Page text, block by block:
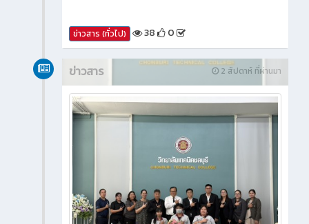
ข่าวสาร (ทั่วไป) 38 0
2 สัปดาห์ ที่ผ่านมา
ข่าวสาร